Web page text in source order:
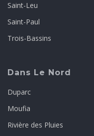
Saint-Leu
Saint-Paul
Trois-Bassins
Dans Le Nord
Duparc
Moufia
Rivière des Pluies